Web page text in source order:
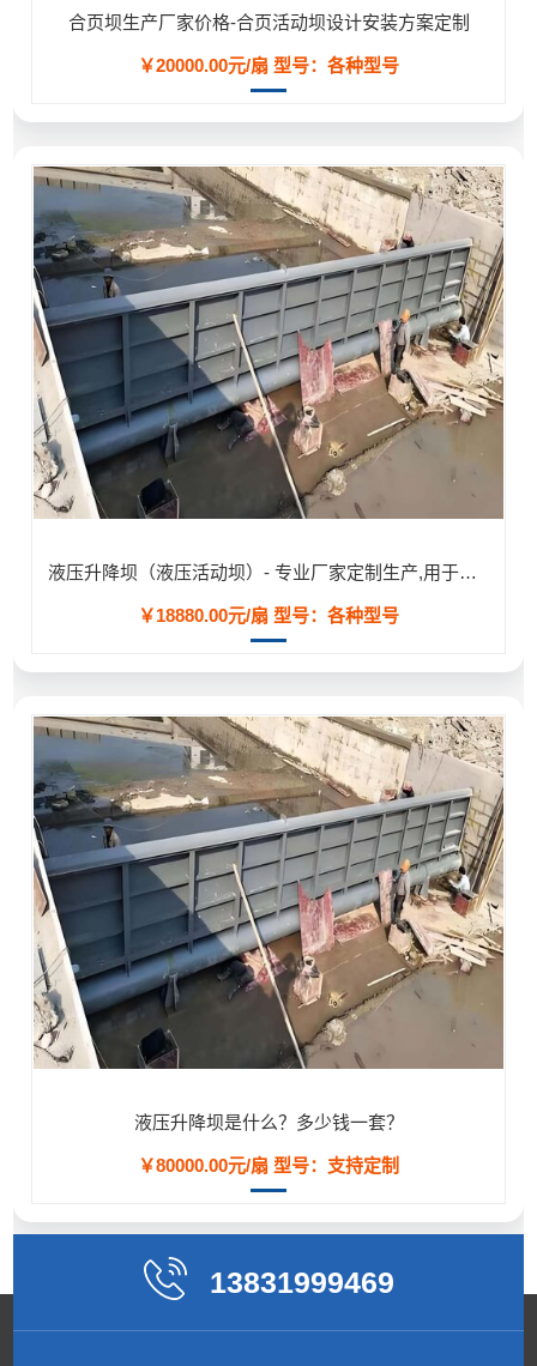
合页坝生产厂家价格-合页活动坝设计安装方案定制
￥20000.00元/扇 型号：各种型号
液压升降坝（液压活动坝）- 专业厂家定制生产,用于河道/防汛工程
￥18880.00元/扇 型号：各种型号
液压升降坝是什么？多少钱一套？
￥80000.00元/扇 型号：支持定制
13831999469